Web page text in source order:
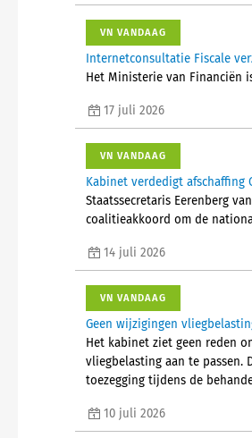
VN VANDAAG
Internetconsultatie Fiscale
Het Ministerie van Financiën
17 juli 2026
VN VANDAAG
Kabinet verdedigt afschaffing
Staatssecretaris Eerenberg
coalitieakkoord om de
14 juli 2026
VN VANDAAG
Geen wijzigingen
Het kabinet ziet geen reden
vliegbelasting aan te passen.
toezegging tijdens de
10 juli 2026